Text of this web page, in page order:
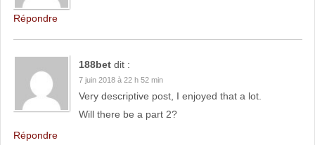
Répondre
188bet dit :
7 juin 2018 à 22 h 52 min
Very descriptive post, I enjoyed that a lot.
Will there be a part 2?
Répondre